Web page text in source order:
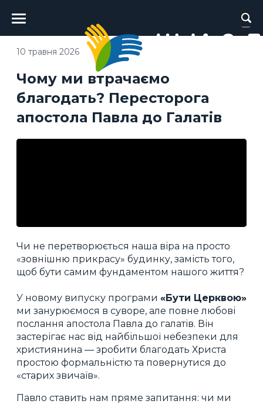
Головне
меню
Чому ми втрачаємо
благодать? Пересторога
апостола Павла до Галатів
10 травня 2026
Чи не перетворюється наша віра на просто
«зовнішню прикрасу» будинку, замість того,
щоб бути самим фундаментом нашого життя?
У новому випуску програми «Бути Церквою»
ми занурюємося в суворе, але повне любові
послання апостола Павла до галатів. Він
застерігає нас від найбільшої небезпеки для
християнина — зробити благодать Христа
простою формальністю та повернутися до
«старих звичаїв».
Павло ставить нам пряме запитання: чи ми